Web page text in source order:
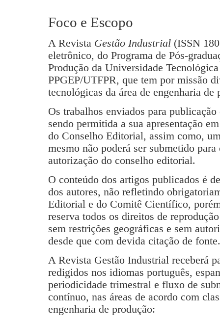
Foco e Escopo
A Revista Gestão Industrial (ISSN
eletrônico, do Programa de Pós-
Produção da Universidade
PPGEP/UTFPR, que tem por missão
tecnológicas da área de engenharia de
Os trabalhos enviados para
sendo permitida a sua apresentação
do Conselho Editorial, assim como,
mesmo não poderá ser submetido
autorização do conselho editorial.
O conteúdo dos artigos publicados é
dos autores, não refletindo
Editorial e do Comitê Científico,
reserva todos os direitos de
sem restrições geográficas e sem
desde que com devida citação de fonte.
A Revista Gestão Industrial receberá
redigidos nos idiomas português,
periodicidade trimestral e fluxo de
contínuo, nas áreas de acordo com
engenharia de produção: